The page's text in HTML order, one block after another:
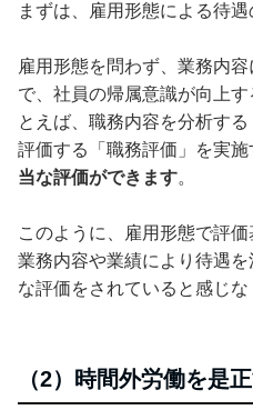
まずは、雇用形態による待
雇用形態を問わず、業務内
で、社員の帰属意識が向上
とえば、職務内容を分析す
評価する「職務評価」を実施
当な評価ができます。
このように、雇用形態で評
業務内容や業績により待遇
な評価をされていると感じな
（2）時間外労働を是